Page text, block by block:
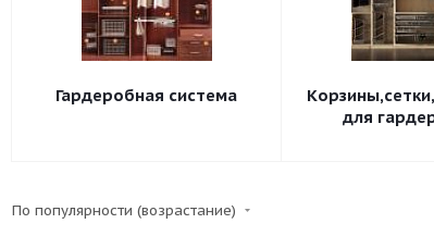
Гардеробная система
для
По популярности (возрастание)